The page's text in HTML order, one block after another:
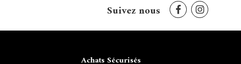
Suivez nous
Achats Sécurisés